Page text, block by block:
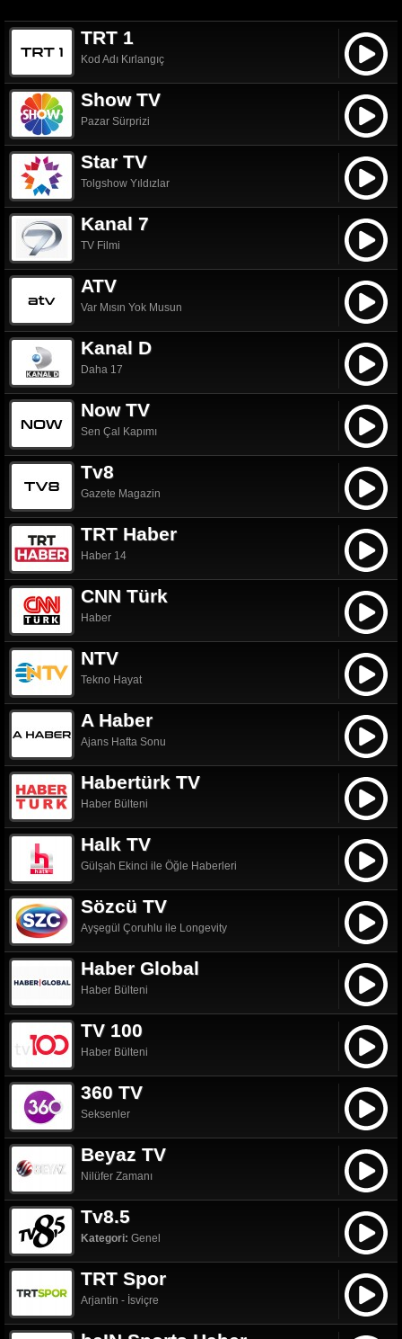
TRT 1
Kod Adı Kırlangıç
Show TV
Pazar Sürprizi
Star TV
Tolgshow Yıldızlar
Kanal 7
TV Filmi
ATV
Var Mısın Yok Musun
Kanal D
Daha 17
Now TV
Sen Çal Kapımı
Tv8
Gazete Magazin
TRT Haber
Haber 14
CNN Türk
Haber
NTV
Tekno Hayat
A Haber
Ajans Hafta Sonu
Habertürk TV
Haber Bülteni
Halk TV
Gülşah Ekinci ile Öğle Haberleri
Sözcü TV
Ayşegül Çoruhlu ile Longevity
Haber Global
Haber Bülteni
TV 100
Haber Bülteni
360 TV
Seksenler
Beyaz TV
Nilüfer Zamanı
Tv8.5
Kategori: Genel
TRT Spor
Arjantin - İsviçre